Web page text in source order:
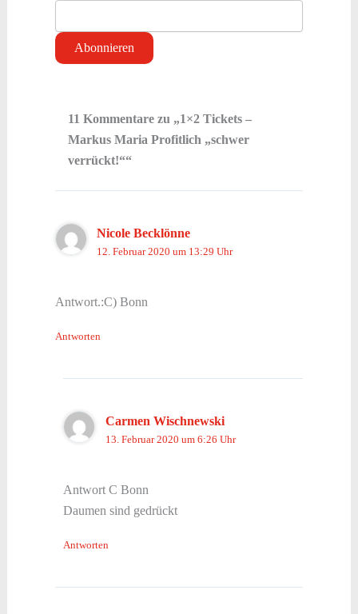
11 Kommentare zu „1×2 Tickets –
Markus Maria Profitlich „schwer
verrückt!““
Nicole Becklönne
12. Februar 2020 um 13:29 Uhr
Antwort.:C) Bonn
Antworten
Carmen Wischnewski
13. Februar 2020 um 6:26 Uhr
Antwort C Bonn
Daumen sind gedrückt
Antworten